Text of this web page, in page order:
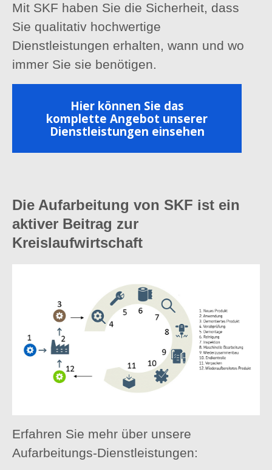
Mit SKF haben Sie die Sicherheit, dass
Sie qualitativ hochwertige
Dienstleistungen erhalten, wann und wo
immer Sie sie benötigen.
Hier können Sie das
komplette Angebot unserer
Dienstleistungen einsehen
Die Aufarbeitung von SKF ist ein
aktiver Beitrag zur
Kreislaufwirtschaft
Erfahren Sie mehr über unsere
Aufarbeitungs-Dienstleistungen: